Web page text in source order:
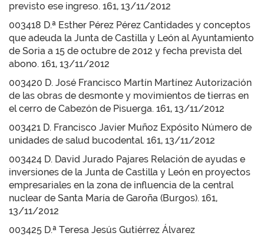
previsto ese ingreso. 161, 13/11/2012
003418 D.ª Esther Pérez Pérez Cantidades y conceptos
que adeuda la Junta de Castilla y León al Ayuntamiento
de Soria a 15 de octubre de 2012 y fecha prevista del
abono. 161, 13/11/2012
003420 D. José Francisco Martín Martínez Autorización
de las obras de desmonte y movimientos de tierras en
el cerro de Cabezón de Pisuerga. 161, 13/11/2012
003421 D. Francisco Javier Muñoz Expósito Número de
unidades de salud bucodental. 161, 13/11/2012
003424 D. David Jurado Pajares Relación de ayudas e
inversiones de la Junta de Castilla y León en proyectos
empresariales en la zona de influencia de la central
nuclear de Santa María de Garoña (Burgos). 161,
13/11/2012
003425 D.ª Teresa Jesús Gutiérrez Álvarez